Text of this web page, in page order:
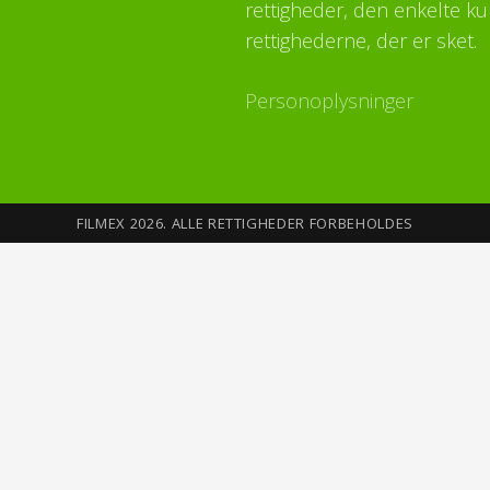
rettigheder, den enkelte
rettighederne, der er sket.
Personoplysninger
FILMEX 2026. ALLE RETTIGHEDER FORBEHOLDES